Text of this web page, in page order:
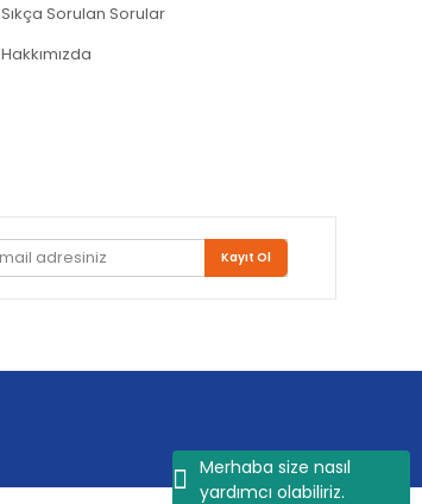
Merhaba size nasıl
yardımcı olabiliriz.
Sıkça Sorulan Sorular
Hakkımızda
Kayıt Ol